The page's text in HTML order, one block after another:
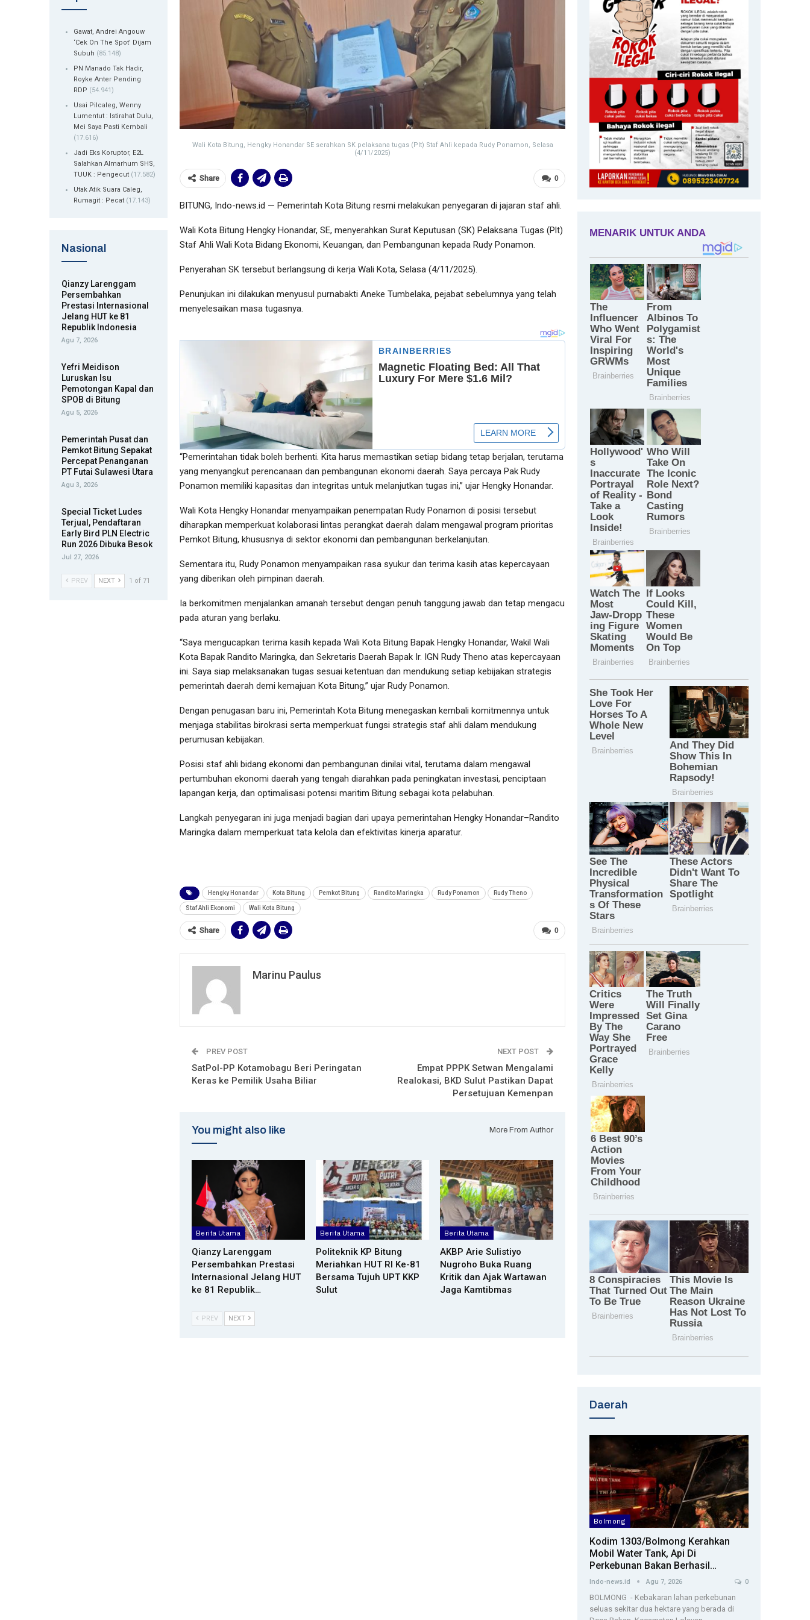
Wali Kota Bitung, Hengky Honandar SE serahkan SK pelaksana tugas (Plt) Staf Ahli kepada Rudy Ponamon, Selasa
(4/11/2025)
0
Share
BITUNG, Indo-news.id — Pemerintah Kota Bitung resmi melakukan penyegaran di jajaran staf ahli.
Wali Kota Bitung Hengky Honandar, SE, menyerahkan Surat Keputusan (SK) Pelaksana Tugas (Plt)
Staf Ahli Wali Kota Bidang Ekonomi, Keuangan, dan Pembangunan kepada Rudy Ponamon.
Penyerahan SK tersebut berlangsung di kerja Wali Kota, Selasa (4/11/2025).
Penunjukan ini dilakukan menyusul purnabakti Aneke Tumbelaka, pejabat sebelumnya yang telah
menyelesaikan masa tugasnya.
“Pemerintahan tidak boleh berhenti. Kita harus memastikan setiap bidang tetap berjalan, terutama
yang menyangkut perencanaan dan pembangunan ekonomi daerah. Saya percaya Pak Rudy
Ponamon memiliki kapasitas dan integritas untuk melanjutkan tugas ini,” ujar Hengky Honandar.
Wali Kota Hengky Honandar menyampaikan penempatan Rudy Ponamon di posisi tersebut
diharapkan memperkuat kolaborasi lintas perangkat daerah dalam mengawal program prioritas
Pemkot Bitung, khususnya di sektor ekonomi dan pembangunan berkelanjutan.
Sementara itu, Rudy Ponamon menyampaikan rasa syukur dan terima kasih atas kepercayaan
yang diberikan oleh pimpinan daerah.
Ia berkomitmen menjalankan amanah tersebut dengan penuh tanggung jawab dan tetap mengacu
pada aturan yang berlaku.
“Saya mengucapkan terima kasih kepada Wali Kota Bitung Bapak Hengky Honandar, Wakil Wali
Kota Bapak Randito Maringka, dan Sekretaris Daerah Bapak Ir. IGN Rudy Theno atas kepercayaan
ini. Saya siap melaksanakan tugas sesuai ketentuan dan mendukung setiap kebijakan strategis
pemerintah daerah demi kemajuan Kota Bitung,” ujar Rudy Ponamon.
Dengan penugasan baru ini, Pemerintah Kota Bitung menegaskan kembali komitmennya untuk
menjaga stabilitas birokrasi serta memperkuat fungsi strategis staf ahli dalam mendukung
perumusan kebijakan.
Posisi staf ahli bidang ekonomi dan pembangunan dinilai vital, terutama dalam mengawal
pertumbuhan ekonomi daerah yang tengah diarahkan pada peningkatan investasi, penciptaan
lapangan kerja, dan optimalisasi potensi maritim Bitung sebagai kota pelabuhan.
Langkah penyegaran ini juga menjadi bagian dari upaya pemerintahan Hengky Honandar–Randito
Maringka dalam memperkuat tata kelola dan efektivitas kinerja aparatur.
Hengky Honandar Kota Bitung Pemkot Bitung Randito Maringka Rudy Ponamon Rudy Theno
Staf Ahli Ekonomi Wali Kota Bitung
0
Share
Marinu Paulus
PREV POST
SatPol-PP Kotamobagu Beri Peringatan
Keras ke Pemilik Usaha Biliar
NEXT POST
Empat PPPK Setwan Mengalami
Realokasi, BKD Sulut Pastikan Dapat
Persetujuan Kemenpan
You might also like More From Author
Berita Utama
Qianzy Larenggam
Persembahkan Prestasi
Internasional Jelang HUT
ke 81 Republik…
Berita Utama
Politeknik KP Bitung
Meriahkan HUT RI Ke-81
Bersama Tujuh UPT KKP
Sulut
Berita Utama
AKBP Arie Sulistiyo
Nugroho Buka Ruang
Kritik dan Ajak Wartawan
Jaga Kamtibmas
PREV NEXT
Daerah
Bolmong
Kodim 1303/Bolmong Kerahkan
Mobil Water Tank, Api Di
Perkebunan Bakan Berhasil…
Indo-news.id Agu 7, 2026 0
BOLMONG - Kebakaran lahan perkebunan
seluas sekitar dua hektare yang berada di
Gawat, Andrei Angouw
‘Cek On The Spot’ Dijam
Subuh (85.148)
PN Manado Tak Hadir,
Royke Anter Pending
RDP (54.941)
Usai Pilcaleg, Wenny
Lumentut : Istirahat Dulu,
Mei Saya Pasti Kembali
(17.616)
Jadi Eks Koruptor, E2L
Salahkan Almarhum SHS,
TUUK : Pengecut (17.582)
Utak Atik Suara Caleg,
Rumagit : Pecat (17.143)
Nasional
Qianzy Larenggam
Persembahkan
Prestasi Internasional
Jelang HUT ke 81
Republik Indonesia
Agu 7, 2026
Yefri Meidison
Luruskan Isu
Pemotongan Kapal dan
SPOB di Bitung
Agu 5, 2026
Pemerintah Pusat dan
Pemkot Bitung Sepakat
Percepat Penanganan
PT Futai Sulawesi Utara
Agu 3, 2026
Special Ticket Ludes
Terjual, Pendaftaran
Early Bird PLN Electric
Run 2026 Dibuka Besok
Jul 27, 2026
PREV NEXT 1 of 71